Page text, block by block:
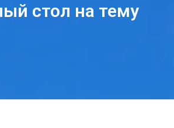
стол на тему